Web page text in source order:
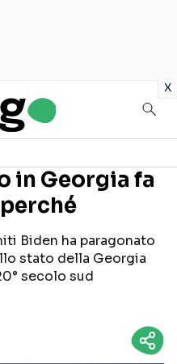
x
social
in Georgia fa
Biden ha paragonato
stato della Georgia
secolo sud